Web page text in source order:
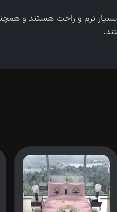
نرم و راحت هستند و